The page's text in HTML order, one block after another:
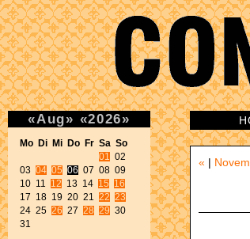
«Aug» «2026»
Mo Di Mi Do Fr Sa So
01
02
03 04 05 06 07 08 09
10 11 12 13 14 15
16
17 18 19 20 21 22 23
24 25 26 27 28 29 30
31
« |